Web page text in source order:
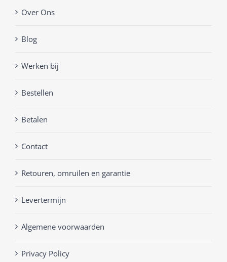
Over Ons
Blog
Werken bij
Bestellen
Betalen
Contact
Retouren, omruilen en garantie
Levertermijn
Algemene voorwaarden
Privacy Policy